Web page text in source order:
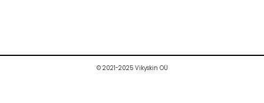
© 2021-2025 Vikyskin OÜ